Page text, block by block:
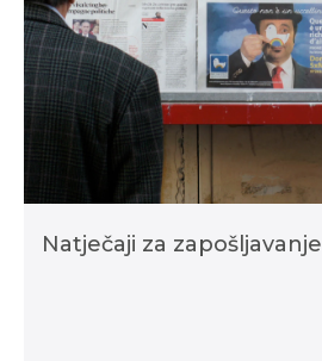
Natječaji za zapošljavanje